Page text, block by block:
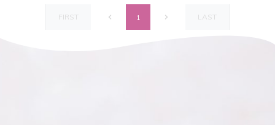
FIRST 1 LAST